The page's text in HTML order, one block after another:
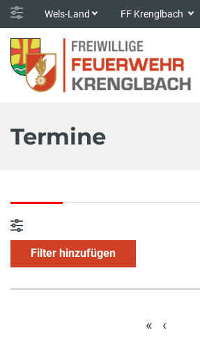
Wels-Land FF Krenglbach
Termine
Filter hinzufügen
« ‹